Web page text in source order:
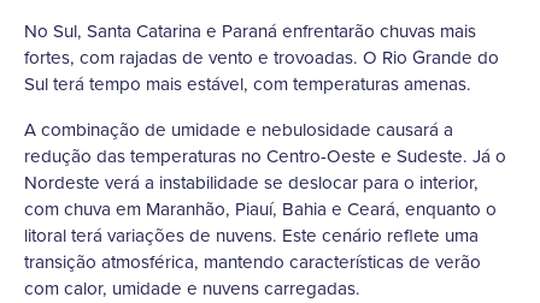
No Sul, Santa Catarina e Paraná enfrentarão chuvas mais
fortes, com rajadas de vento e trovoadas. O Rio Grande do
Sul terá tempo mais estável, com temperaturas amenas.
A combinação de umidade e nebulosidade causará a
redução das temperaturas no Centro-Oeste e Sudeste. Já o
Nordeste verá a instabilidade se deslocar para o interior,
com chuva em Maranhão, Piauí, Bahia e Ceará, enquanto o
litoral terá variações de nuvens. Este cenário reflete uma
transição atmosférica, mantendo características de verão
com calor, umidade e nuvens carregadas.